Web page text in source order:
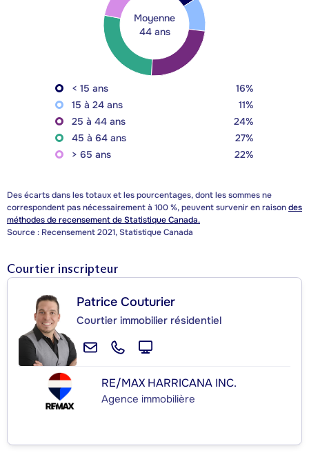
Moyenne
44 ans
< 15 ans
16%
15 à 24 ans
11%
25 à 44 ans
24%
45 à 64 ans
27%
> 65 ans
22%
Des écarts dans les totaux et les pourcentages, dont les sommes ne
correspondent pas nécessairement à 100 %, peuvent survenir en raisondes
méthodes de recensement de Statistique Canada.
Source : Recensement 2021, Statistique Canada
Courtier inscripteur
Patrice Couturier
Courtier immobilier résidentiel
RE/MAX HARRICANA INC.
Agence immobilière